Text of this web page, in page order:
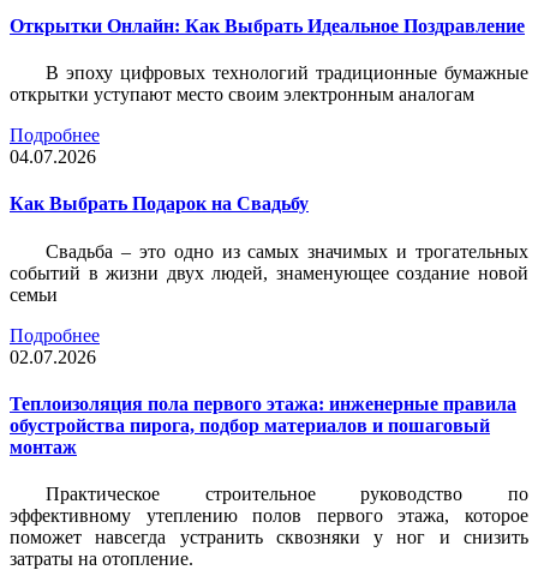
Открытки Онлайн: Как Выбрать Идеальное Поздравление
В эпоху цифровых технологий традиционные бумажные
открытки уступают место своим электронным аналогам
Подробнее
04.07.2026
Как Выбрать Подарок на Свадьбу
Свадьба – это одно из самых значимых и трогательных
событий в жизни двух людей, знаменующее создание новой
семьи
Подробнее
02.07.2026
Теплоизоляция пола первого этажа: инженерные правила
обустройства пирога, подбор материалов и пошаговый
монтаж
Практическое строительное руководство по
эффективному утеплению полов первого этажа, которое
поможет навсегда устранить сквозняки у ног и снизить
затраты на отопление.